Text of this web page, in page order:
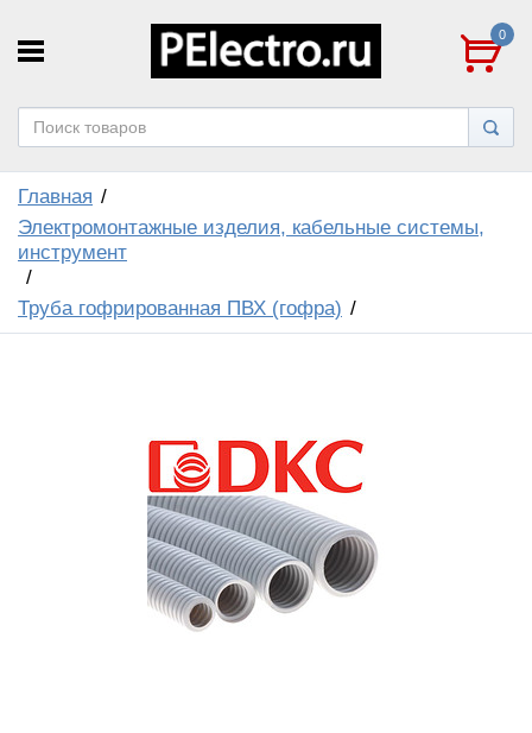
0
Главная
Электромонтажные изделия, кабельные системы,
инструмент
Труба гофрированная ПВХ (гофра)